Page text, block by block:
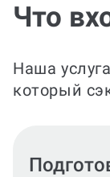
Что
Наша
который